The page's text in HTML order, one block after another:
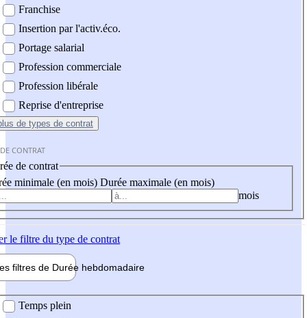
Franchise
Insertion par l'activ.éco.
Portage salarial
Profession commerciale
Profession libérale
Reprise d'entreprise
de types de contrat
CONTRAT
de contrat
minimale (en mois) Durée maximale (en mois)
mois
le filtre du type de contrat
filtres de Durée hebdomadaire
Temps plein